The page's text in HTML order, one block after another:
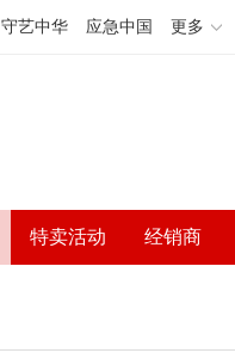
守艺中华 应急中国 更多
特卖活动 经销商